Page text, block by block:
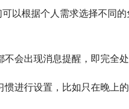
以根据个人需求选择不同
会出现消息提醒，即完全
进行设置，比如只在晚上